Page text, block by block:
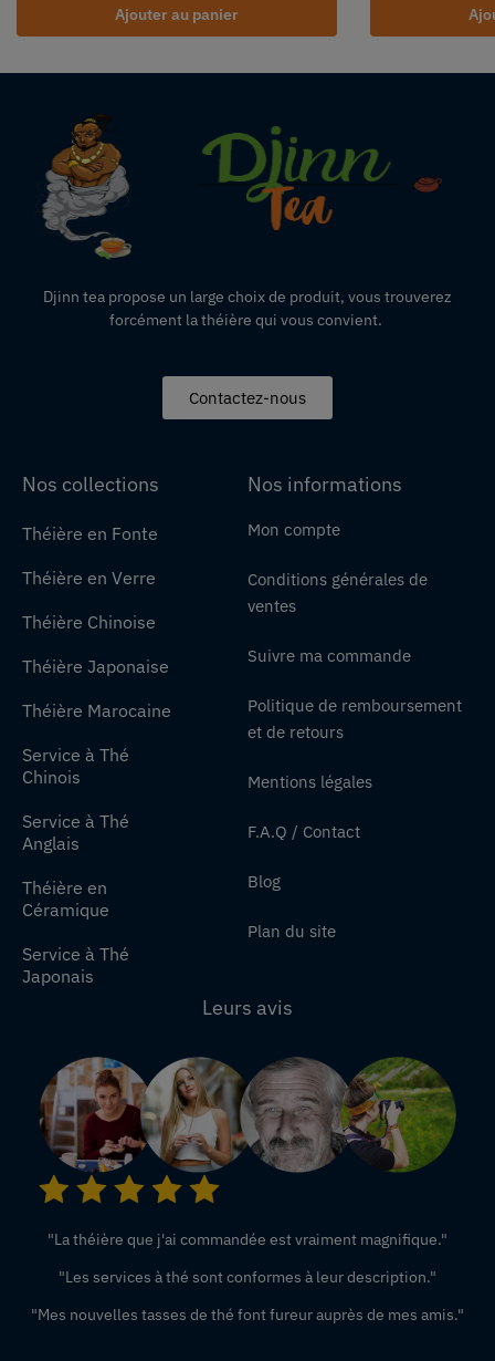
Ajouter au panier
Djinn tea propose un large choix de produit, vous trouverez
forcément la théière qui vous convient.
Contactez-nous
Nos collections
Théière en Fonte
Théière en Verre
Théière Chinoise
Théière Japonaise
Théière Marocaine
Service à Thé
Chinois
Service à Thé
Anglais
Théière en
Céramique
Service à Thé
Japonais
Nos informations
Mon compte
Conditions générales de
ventes
Suivre ma commande
Politique de remboursement
et de retours
Mentions légales
F.A.Q / Contact
Blog
Plan du site
Leurs avis
"La théière que j'ai commandée est vraiment magnifique."
"Les services à thé sont conformes à leur description."
"Mes nouvelles tasses de thé font fureur auprès de mes amis."